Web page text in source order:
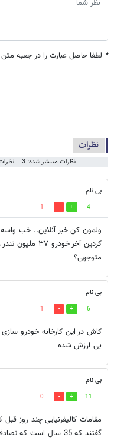
* لطفا حاصل عبارت را در جعبه متن
نظرات
نظرات منتشر شده: 3
بی نام
4
1
ولمون کن خبر آنلاین.. خب
کردین آخر
متوجهی؟
بی نام
6
1
کاش در این کارخانه خودرو
بی ارزش شده
بی نام
11
0
گفتند که 35 سال است